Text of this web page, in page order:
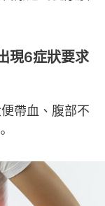
現6症狀要求
帶血、腹部不